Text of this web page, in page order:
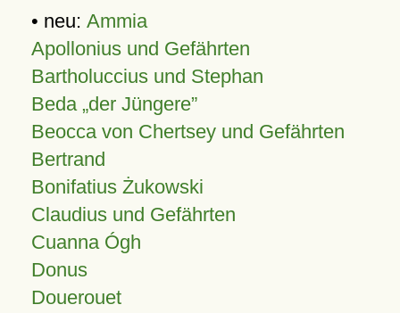
• neu: Ammia
Apollonius und Gefährten
Bartholuccius und Stephan
Beda „der Jüngere”
Beocca von Chertsey und Gefährten
Bertrand
Bonifatius Żukowski
Claudius und Gefährten
Cuanna Ógh
Donus
Douerouet